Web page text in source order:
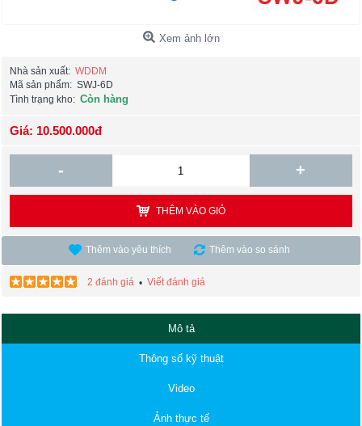
Xem ảnh lớn
Nhà sản xuất: WDDM
Mã sản phẩm: SWJ-6D
Tình trạng kho: Còn hàng
Giá: 10.500.000đ
- +
THÊM VÀO GIỎ
Thêm vào yêu thích Thêm vào so sánh
2 đánh giá • Viết đánh giá
Mô tả
Thông số kỹ thuật
Video
Ảnh thực tế